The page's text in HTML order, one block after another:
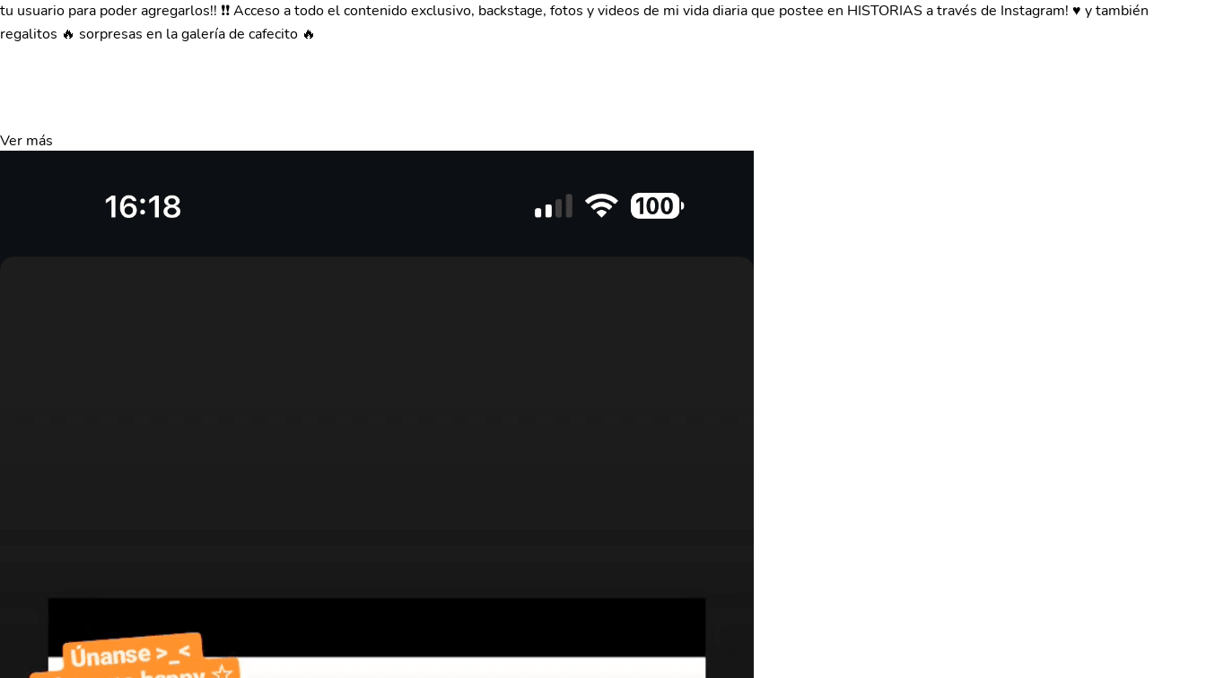
tu usuario para poder agregarlos!! ❗❗ Acceso a todo el contenido exclusivo, backstage, fotos y videos de mi vida diaria que postee en HISTORIAS a través de Instagram! ♥ y también
regalitos 🔥 sorpresas en la galería de cafecito 🔥
Ver más